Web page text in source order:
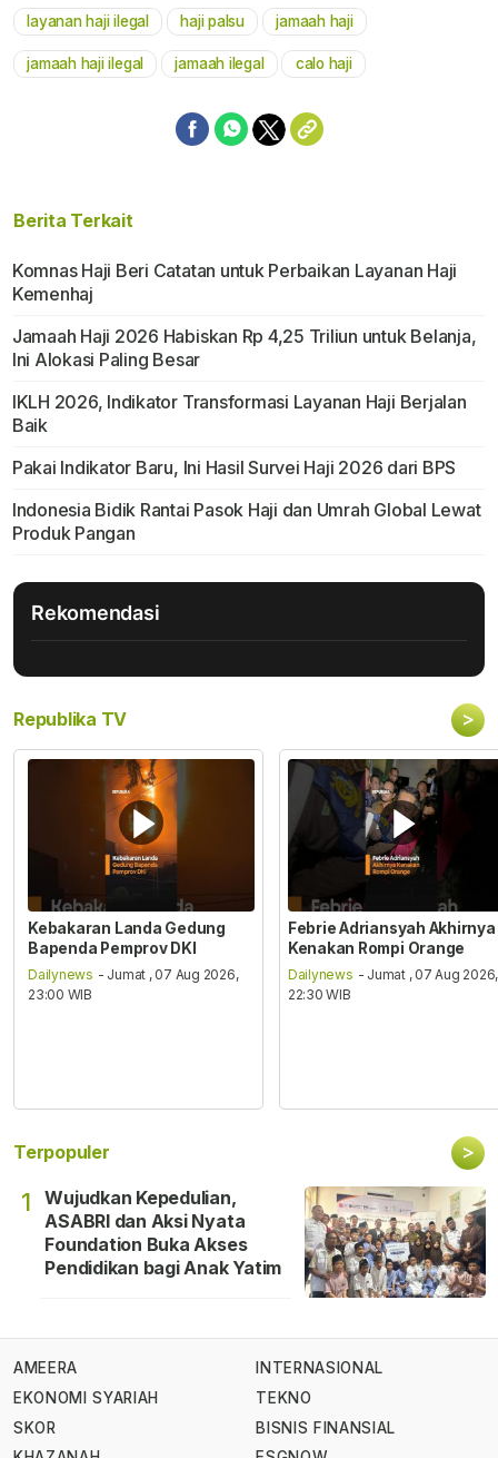
layanan haji ilegal haji palsu jamaah haji
jamaah haji ilegal jamaah ilegal calo haji
Berita Terkait
Komnas Haji Beri Catatan untuk Perbaikan Layanan Haji
Kemenhaj
Jamaah Haji 2026 Habiskan Rp 4,25 Triliun untuk Belanja,
Ini Alokasi Paling Besar
IKLH 2026, Indikator Transformasi Layanan Haji Berjalan
Baik
Pakai Indikator Baru, Ini Hasil Survei Haji 2026 dari BPS
Indonesia Bidik Rantai Pasok Haji dan Umrah Global Lewat
Produk Pangan
Rekomendasi
Republika TV >
Kebakaran Landa Gedung
Bapenda Pemprov DKI
Dailynews - Jumat , 07 Aug 2026,
23:00 WIB
Febrie Adriansyah Akhirnya
Kenakan Rompi Orange
Dailynews - Jumat , 07 Aug 2026,
22:30 WIB
Terpopuler >
1
Wujudkan Kepedulian,
ASABRI dan Aksi Nyata
Foundation Buka Akses
Pendidikan bagi Anak Yatim
AMEERA
EKONOMI SYARIAH
SKOR
INTERNASIONAL
TEKNO
BISNIS FINANSIAL